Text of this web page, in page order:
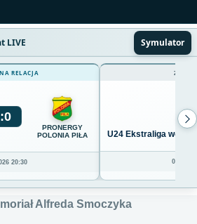
LIVE Symulator
RELACJA
:0
PRONERGY
POLONIA PIŁA
20:30
U24 Ekstraliga we
Alfreda Smoczyka